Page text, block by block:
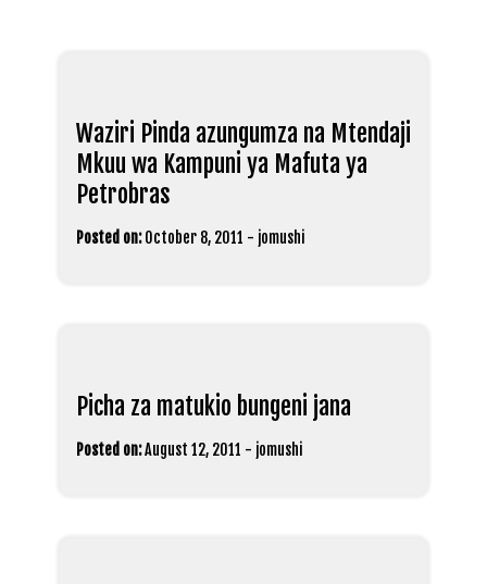
Waziri Pinda azungumza na Mtendaji
Mkuu wa Kampuni ya Mafuta ya
Petrobras
Posted on: October 8, 2011 - jomushi
Picha za matukio bungeni jana
Posted on:August 12, 2011 - jomushi